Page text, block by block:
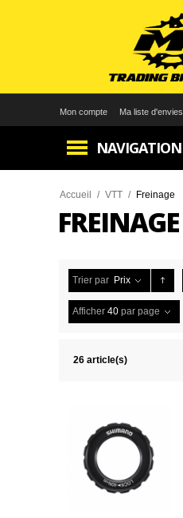
Mon compte Ma liste d'envies
NAVIGATION
Accueil / VTT / Freinage
FREINAGE
Trier par Prix
Afficher 40 par page
26 article(s)